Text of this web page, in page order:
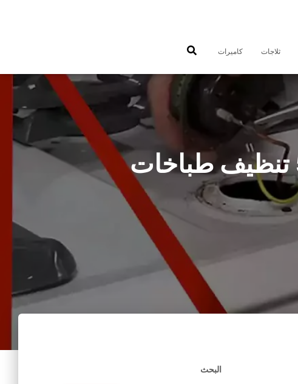
ثلاجات كاميرات
رقم فني طباخات الاندلس 50301080 تنظيف طباخات
البحث